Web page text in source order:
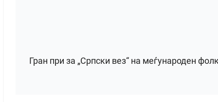
Гран при за „Српски вез“ на меѓународен